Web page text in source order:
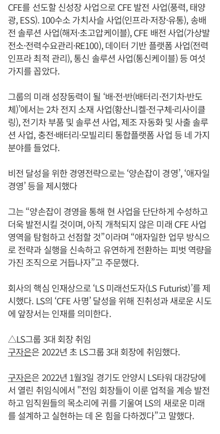
CFE를 선도할 신성장 사업으로 CFE 발전 사업(풍력, 태양
광, ESS). 100수소 가치사슬 사업(인프라·저장·유통), 송배
전 솔루션 사업(해저·초고압케이블), CFE 배전 사업(가상발
전소·전력수요관리·RE100), 데이터 기반 플랫폼 사업(전력
인프라 최적 관리), 통신 솔루션 사업(통신케이블) 등 여섯
가지를 꼽았다.
그룹의 미래 성장동력이 될 ‘배·전·반(배터리·전기차·반도
체)’에서는 2차 전지 소재 사업(황산니켈·전구체·리사이클
링), 전기차 부품 및 솔루션 사업, 제조 자동화 및 사출 솔루
션 사업, 충전·배터리·모빌리티 통합플랫폼 사업 등 네 가지
분야를 들었다.
비전 달성을 위한 경영전략으로는 ‘양손잡이 경영’, ‘애자일
경영’ 등을 제시했다
그는 “양손잡이 경영을 통해 현 사업을 단단하게 수성하고
더욱 발전시킬 것이며, 아직 개척되지 않은 미래 CFE 사업
영역을 탐험하고 선점할 것”이라며 “애자일한 업무 방식으
로 전략과 실행을 신속하고 유연하게 전환하는 피벗 역량을
가진 조직으로 거듭나자”고 주문했다.
회사의 핵심 인재상으로 ‘LS 미래선도자(LS Futurist)’를 제
시했다. LS의 ‘CFE 사명’ 달성을 위해 진취성과 새로운 시도
에 앞장서는 인재를 의미한다.
△LS그룹 3대 회장 취임
구자은은 2022년 초 LS그룹 3대 회장에 취임했다.
구자은은 2022년 1월3일 경기도 안양시 LS타워 대강당에
서 열린 취임식에서 "전임 회장들이 이룬 업적을 계승 발전
하고 임직원들의 목소리에 귀를 기울여 LS의 새로운 미래
를 설계하고 실현하는 데 온 힘을 다하겠다”고 말했다.